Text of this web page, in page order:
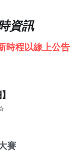
資訊
時程以線上公告
賽